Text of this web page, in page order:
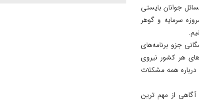
جوانان بایستی
سرمایه و گوهر
جزو برنامه‌های
هر کشور نیروی
همه مشکلات
از مهم ترین